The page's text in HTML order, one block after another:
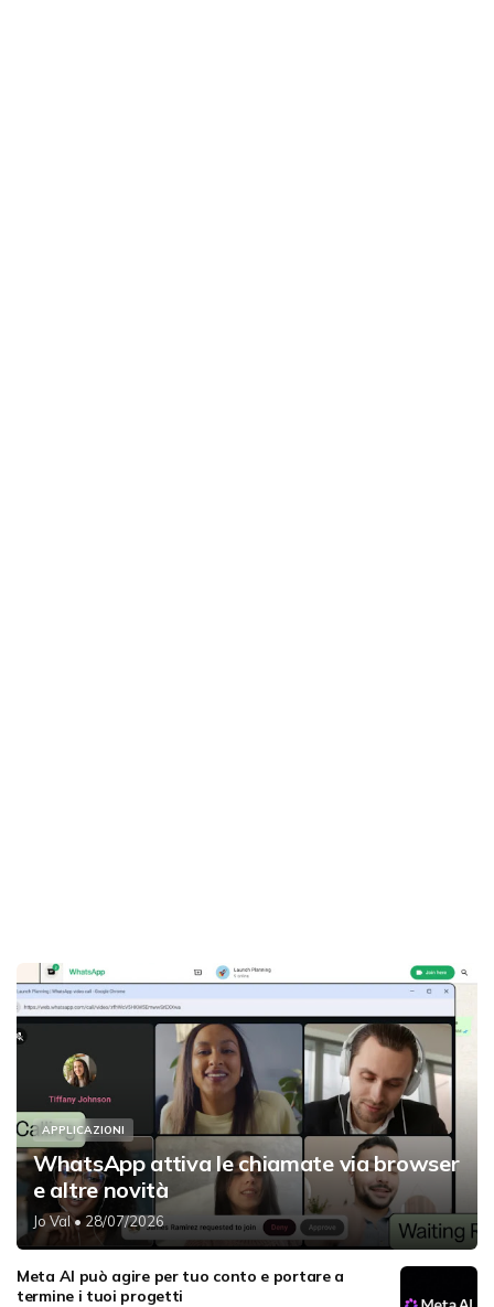
APPLICAZIONI
WhatsApp attiva le chiamate via browser
e altre novità
Jo Val• 28/07/2026
Meta AI può agire per tuo conto e portare a
termine i tuoi progetti